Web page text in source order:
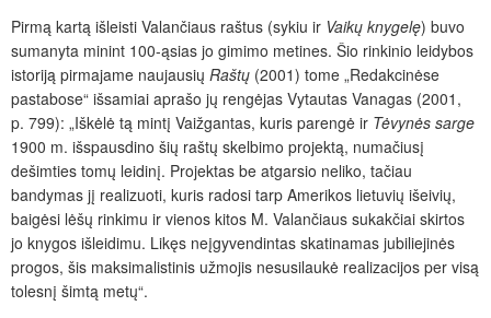
Pirmą kartą išleisti Valančiaus raštus (sykiu ir Vaikų knygelę) buvo
sumanyta minint 100-ąsias jo gimimo metines. Šio rinkinio leidybos
istoriją pirmajame naujausių Raštų (2001) tome „Redakcinėse
pastabose“ išsamiai aprašo jų rengėjas Vytautas Vanagas (2001,
p. 799): „Iškėlė tą mintį Vaižgantas, kuris parengė ir Tėvynės sarge
1900 m. išspausdino šių raštų skelbimo projektą, numačiusį
dešimties tomų leidinį. Projektas be atgarsio neliko, tačiau
bandymas jį realizuoti, kuris radosi tarp Amerikos lietuvių išeivių,
baigėsi lėšų rinkimu ir vienos kitos M. Valančiaus sukakčiai skirtos
jo knygos išleidimu. Likęs neįgyvendintas skatinamas jubiliejinės
progos, šis maksimalistinis užmojis nesusilaukė realizacijos per visą
tolesnį šimtą metų“.